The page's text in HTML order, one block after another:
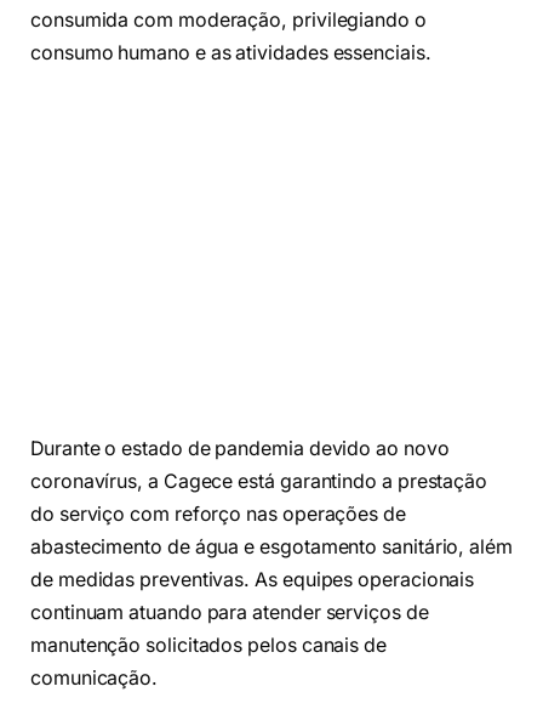
consumida com moderação, privilegiando o
consumo humano e as atividades essenciais.
Durante o estado de pandemia devido ao novo
coronavírus, a Cagece está garantindo a prestação
do serviço com reforço nas operações de
abastecimento de água e esgotamento sanitário, além
de medidas preventivas. As equipes operacionais
continuam atuando para atender serviços de
manutenção solicitados pelos canais de
comunicação.